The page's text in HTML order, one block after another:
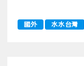
國外 水水台灣